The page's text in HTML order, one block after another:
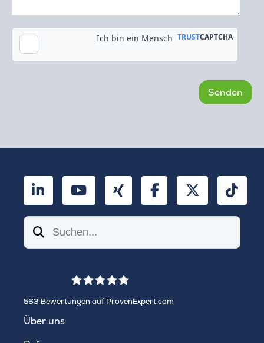
Kopie an meine E-Mail-Adresse senden
LinkedInYouTubeXing FacebookTwitter
Suchen
563 Bewertungen auf ProvenExpert.com
Über uns